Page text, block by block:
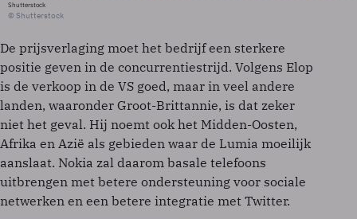
Shutterstock
© Shutterstock
De prijsverlaging moet het bedrijf een sterkere
positie geven in de concurrentiestrijd. Volgens Elop
is de verkoop in de VS goed, maar in veel andere
landen, waaronder Groot-Brittannie, is dat zeker
niet het geval. Hij noemt ook het Midden-Oosten,
Afrika en Azië als gebieden waar de Lumia moeilijk
aanslaat. Nokia zal daarom basale telefoons
uitbrengen met betere ondersteuning voor sociale
netwerken en een betere integratie met Twitter.